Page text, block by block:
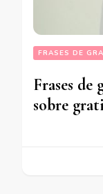
FRASES DE
Frases de
sobre